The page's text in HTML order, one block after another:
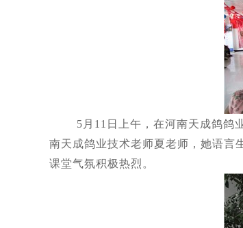
5月11日上午，在河南天成鸽鸽业
南天成鸽业技术老师夏老师，她语言
课堂气氛积极热烈。